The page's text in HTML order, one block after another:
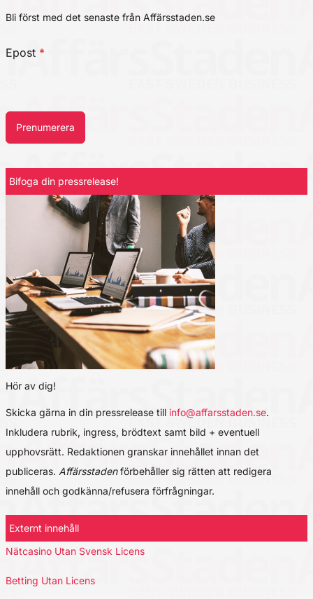
Bli först med det senaste från Affärsstaden.se
Epost *
Prenumerera
Bifoga din pressrelease!
Hör av dig!
Skicka gärna in din pressrelease till info@affarsstaden.se.
Inkludera rubrik, ingress, brödtext samt bild + eventuell
upphovsrätt. Redaktionen granskar innehållet innan det
publiceras. Affärsstadenförbehåller sig rätten att redigera
innehåll och godkänna/refusera förfrågningar.
Externt innehåll
Nätcasino Utan Svensk Licens
Betting Utan Licens